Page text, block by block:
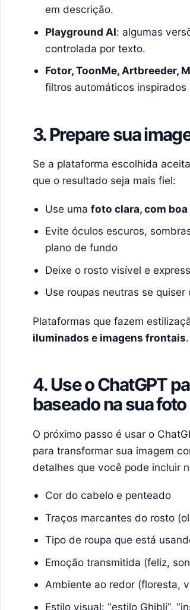
em descrição.
Playground AI: algumas
controlada por texto.
Fotor, ToonMe, Artbreeder,
filtros automáticos
3. Prepare sua
Se a plataforma escolhida
que o resultado seja mais fiel:
Use umafoto clara, com
Evite óculos escuros,
plano de fundo
Deixe o rosto visível e
Use roupas neutras se
Plataformas que fazem
iluminados e imagens frontais.
4. Use o ChatGPT
baseado na sua foto
O próximo passo é usar o
para transformar sua imagem
detalhes que você pode incluir
Cor do cabelo e penteado
Traços marcantes do rosto
Tipo de roupa que está
Emoção transmitida (feliz,
Ambiente ao redor (floresta,
Estilo visual: “estilo Ghibli”,